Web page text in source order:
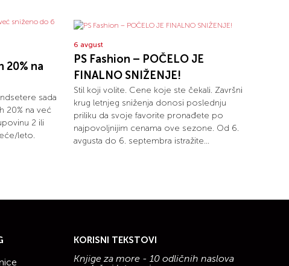
20% na
sada
20% na već
2 ili
leto.
6 avgust
PS Fashion – POČELO JE
FINALNO SNIŽENJE!
Stil koji volite. Cene koje ste čekali. Završni
krug letnjeg sniženja donosi poslednju
priliku da svoje favorite pronađete po
najpovoljnijim cenama ove sezone. Od 6.
avgusta do 6. septembra istražite...
KORISNI TEKSTOVI
Knjige za more - 10 odličnih naslova